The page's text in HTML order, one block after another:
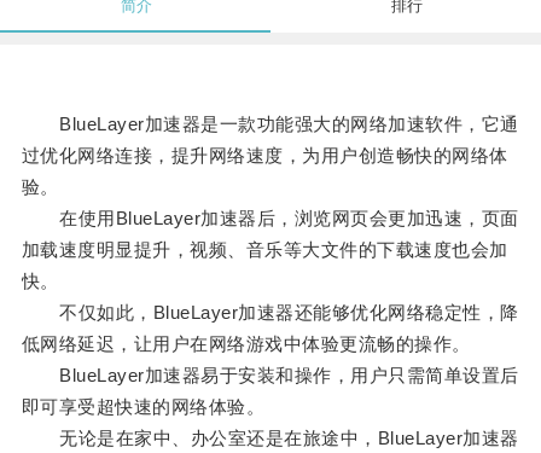
简介 排行
BlueLayer加速器是一款功能强大的网络加速软件，它通
过优化网络连接，提升网络速度，为用户创造畅快的网络体
验。
在使用BlueLayer加速器后，浏览网页会更加迅速，页面
加载速度明显提升，视频、音乐等大文件的下载速度也会加
快。
不仅如此，BlueLayer加速器还能够优化网络稳定性，降
低网络延迟，让用户在网络游戏中体验更流畅的操作。
BlueLayer加速器易于安装和操作，用户只需简单设置后
即可享受超快速的网络体验。
无论是在家中、办公室还是在旅途中，BlueLayer加速器